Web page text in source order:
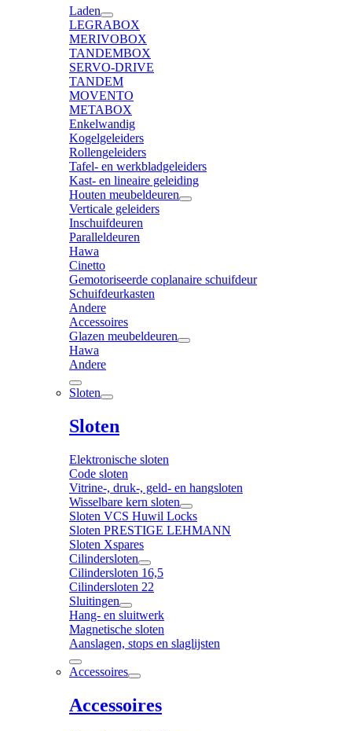
Laden
LEGRABOX
MERIVOBOX
TANDEMBOX
SERVO-DRIVE
TANDEM
MOVENTO
METABOX
Enkelwandig
Kogelgeleiders
Rollengeleiders
Tafel- en werkbladgeleiders
Kast- en lineaire geleiding
Houten meubeldeuren
Verticale geleiders
Inschuifdeuren
Paralleldeuren
Hawa
Cinetto
Gemotoriseerde coplanaire schuifdeur
Schuifdeurkasten
Andere
Accessoires
Glazen meubeldeuren
Hawa
Andere
Sloten
Sloten
Elektronische sloten
Code sloten
Vitrine-, druk-, geld- en hangsloten
Wisselbare kern sloten
Sloten VCS Huwil Locks
Sloten PRESTIGE LEHMANN
Sloten Xspares
Cilindersloten
Cilindersloten 16,5
Cilindersloten 22
Sluitingen
Hang- en sluitwerk
Magnetische sloten
Aanslagen, stops en slaglijsten
Accessoires
Accessoires